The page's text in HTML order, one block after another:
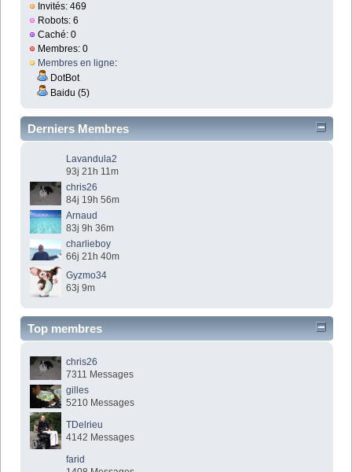
Invités: 469
Robots: 6
Caché: 0
Membres: 0
Membres en ligne:
DotBot
Baidu (5)
Derniers Membres
Lavandula2
93j 21h 11m
chris26
84j 19h 56m
Arnaud
83j 9h 36m
charlieboy
66j 21h 40m
Gyzmo34
63j 9m
Top membres
chris26
7311 Messages
gilles
5210 Messages
TDelrieu
4142 Messages
farid